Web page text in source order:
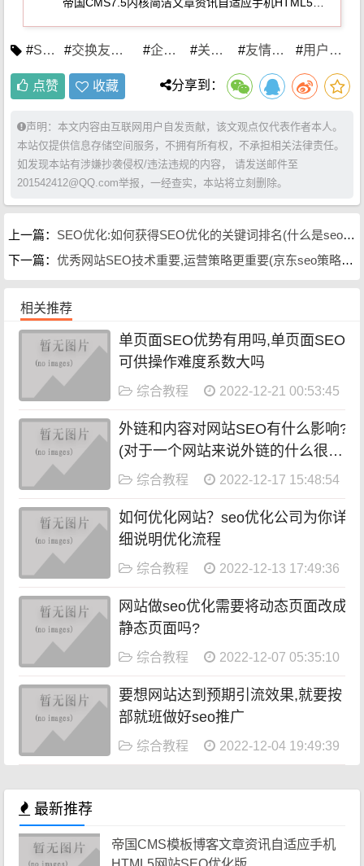
# SEO # 交换友情链接 # 企业站 # 关键词 # 友情链接 # 用户体验
点赞 收藏 分享到：
声明：本文内容由互联网用户自发贡献，该文观点仅代表作者本人。
本站仅提供信息存储空间服务，不拥有所有权，不承担相关法律责任。
如发现本站有涉嫌抄袭侵权/违法违规的内容， 请发送邮件至
201542412@QQ.com举报，一经查实，本站将立刻删除。
上一篇： SEO优化:如何获得SEO优化的关键词排名(什么是seo关键词优化排名)
下一篇： 优秀网站SEO技术重要,运营策略更重要(京东seo策略案例分析)
相关推荐
单页面SEO优势有用吗,单页面SEO
可供操作难度系数大吗
综合教程 2022-12-21 00:53:45
外链和内容对网站SEO有什么影响?
(对于一个网站来说外链的什么很重
要)综合教程 2022-12-17 15:48:54
如何优化网站？seo优化公司为你详
细说明优化流程
综合教程 2022-12-13 17:49:36
网站做seo优化需要将动态页面改成
静态页面吗?
综合教程 2022-12-07 05:35:10
要想网站达到预期引流效果,就要按
部就班做好seo推广
综合教程 2022-12-04 19:49:39
最新推荐
帝国CMS模板博客文章资讯自适应手机